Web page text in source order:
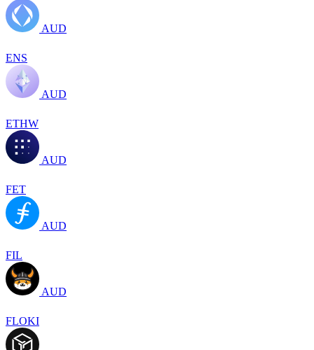
AUD
ENS
AUD
ETHW
AUD
FET
AUD
FIL
AUD
FLOKI